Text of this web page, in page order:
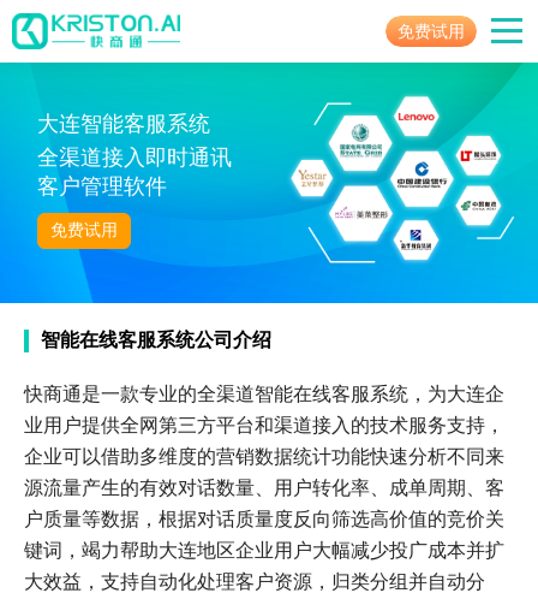
免费试用
大连智能客服系统
全渠道接入即时通讯
客户管理软件
免费试用
智能在线客服系统公司介绍
快商通是一款专业的全渠道智能在线客服系统，为大连企
业用户提供全网第三方平台和渠道接入的技术服务支持，
企业可以借助多维度的营销数据统计功能快速分析不同来
源流量产生的有效对话数量、用户转化率、成单周期、客
户质量等数据，根据对话质量度反向筛选高价值的竞价关
键词，竭力帮助大连地区企业用户大幅减少投广成本并扩
大效益，支持自动化处理客户资源，归类分组并自动分